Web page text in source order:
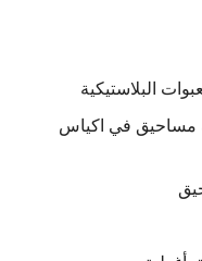
البلاستيكية
مساحيق في اكياس